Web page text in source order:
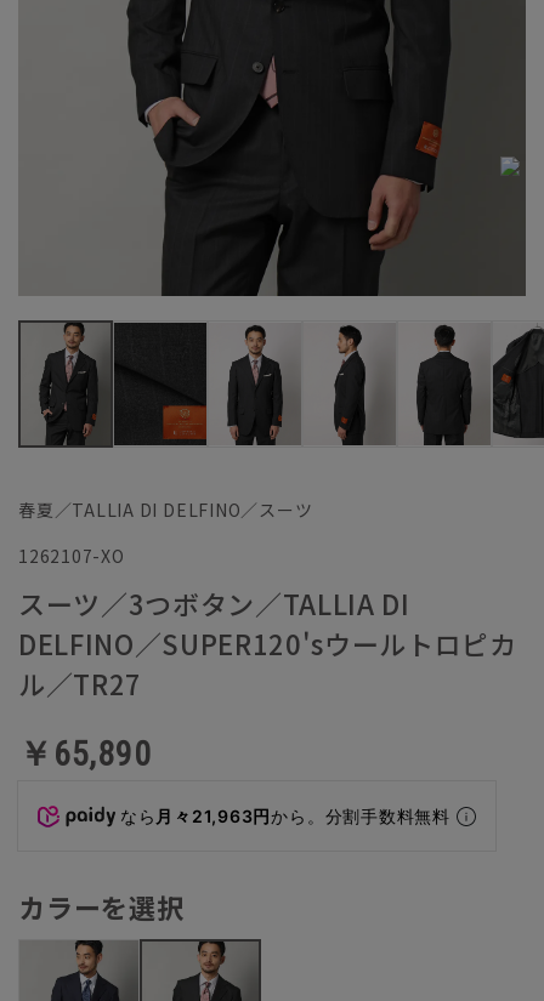
春夏／TALLIA DI DELFINO／スーツ
1262107-XO
スーツ／3つボタン／TALLIA DI
DELFINO／SUPER120'sウールトロピカ
ル／TR27
￥65,890
なら 月々21,963円から。分割手数料無料
カラーを選択